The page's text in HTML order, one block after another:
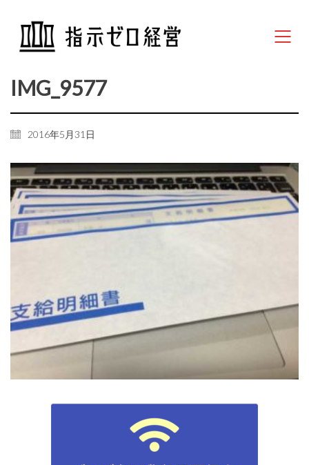
IMG_9577
2016年5月31日